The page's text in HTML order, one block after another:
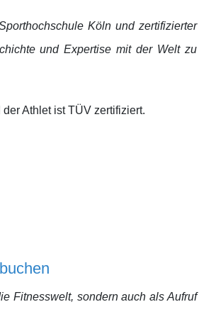
Köln und zertifizierter
und Expertise mit der Welt zu
Athlet ist TÜV zertifiziert.
Fitnesswelt, sondern auch als Aufruf